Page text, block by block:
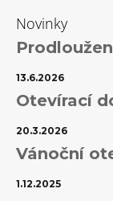
Novinky
13.6.2026
Otevírací
20.3.2026
Vánoční
1.12.2025